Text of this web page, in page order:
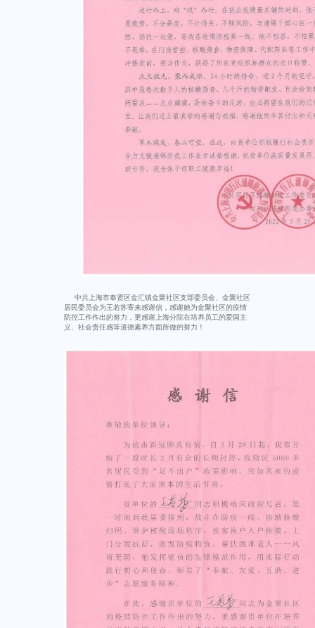
中共上海市奉贤区金汇镇金聚社区支部委员会、金聚社区
居民委员会为王若苏寄来感谢信，感谢她为金聚社区的疫情
防控工作作出的努力，更感谢上海分院在培养员工的爱国主
义、社会责任感等道德素养方面所做的努力！